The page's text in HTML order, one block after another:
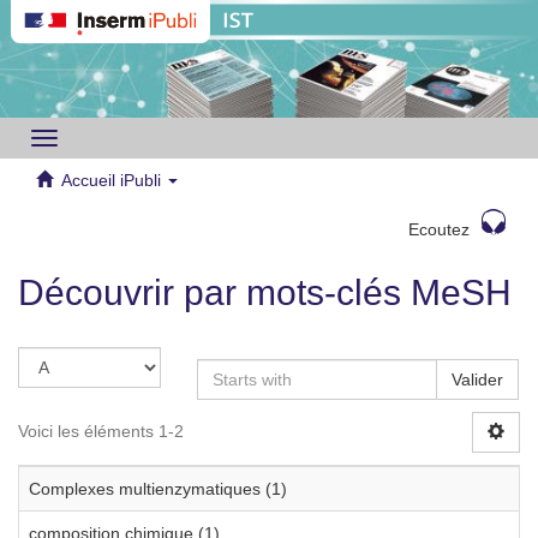
Toggle
navigation
Accueil iPubli
Ecoutez
Découvrir par mots-clés MeSH
Valider
Voici les éléments 1-2
Complexes multienzymatiques (1)
composition chimique (1)